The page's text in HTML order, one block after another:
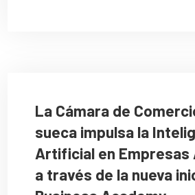
La Cámara de
sueca impulsa la
Artificial en Empresas
a través de la nueva